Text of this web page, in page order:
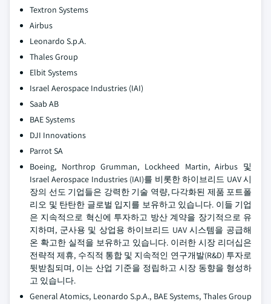
Textron Systems
Airbus
Leonardo S.p.A.
Thales Group
Elbit Systems
Israel Aerospace Industries (IAI)
Saab AB
BAE Systems
DJI Innovations
Parrot SA
Boeing, Northrop Grumman, Lockheed Martin, Airbus 및
Israel Aerospace Industries (IAI)를 비롯한 하이브리드 UAV 시
장의 선도 기업들은 강력한 기술 역량, 다각화된 제품 포트폴
리오 및 탄탄한 글로벌 입지를 보유하고 있습니다. 이들 기업
은 지속적으로 혁신에 투자하고 방산 계약을 장기적으로 유
지하며, 군사용 및 상업용 하이브리드 UAV 시스템을 공급해
온 확고한 실적을 보유하고 있습니다. 이러한 시장 리더십은
전략적 제휴, 수직적 통합 및 지속적인 연구개발(R&D) 투자로
뒷받침되며, 이는 산업 기준을 정립하고 시장 동향을 형성하
고 있습니다.
General Atomics, Leonardo S.p.A., BAE Systems, Thales Group